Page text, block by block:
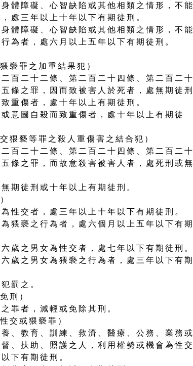
體障礙、心智缺陷或其他相類之情形，不能
處三年以上十年以下有期徒刑。
體障礙、心智缺陷或其他相類之情形，不能
為者，處六月以上五年以下有期徒刑。
褻罪之加重結果犯）
百二十二條、第二百二十四條、第二百二十
條之罪，因而致被害人於死者，處無期徒刑
重傷者，處十年以上有期徒刑。
意圖自殺而致重傷者，處十年以上有期徒
猥褻等罪之殺人重傷害之結合犯）
百二十二條、第二百二十四條、第二百二十
條之罪，而故意殺害被害人者，處死刑或無
期徒刑或十年以上有期徒刑。
性交者，處三年以上十年以下有期徒刑。
猥褻之行為者，處六個月以上五年以下有期
歲之男女為性交者，處七年以下有期徒刑。
歲之男女為猥褻之行為者，處三年以下有期
罰之。
刑）
罪者，減輕或免除其刑。
交或猥褻罪）
、教育、訓練、救濟、醫療、公務、業務或
、扶助、照護之人，利用權勢或機會為性交
下有期徒刑。